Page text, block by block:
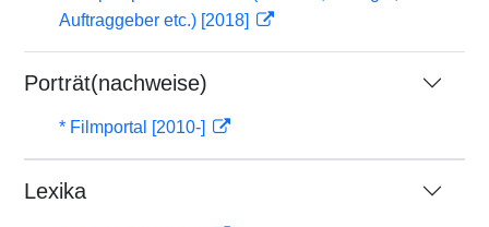
Auftraggeber etc.) [2018]
Porträt(nachweise)
* Filmportal [2010-]
Lexika